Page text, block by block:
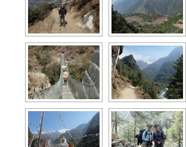
Photos Nepal
Photos Macedoine
Photo Bolivie
Photos Portugal
Photos France
Photos France
Photos Italie